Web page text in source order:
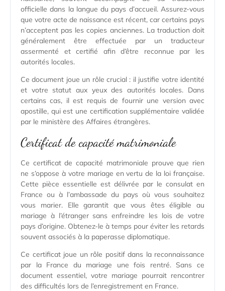
officielle dans la langue du pays d’accueil. Assurez-vous
que votre acte de naissance est récent, car certains pays
n’acceptent pas les copies anciennes. La traduction doit
généralement être effectuée par un traducteur
assermenté et certifié afin d’être reconnue par les
autorités locales.
Ce document joue un rôle crucial : il justifie votre identité
et votre statut aux yeux des autorités locales. Dans
certains cas, il est requis de fournir une version avec
apostille, qui est une certification supplémentaire validée
par le ministère des Affaires étrangères.
Certificat de capacité matrimoniale
Ce certificat de capacité matrimoniale prouve que rien
ne s’oppose à votre mariage en vertu de la loi française.
Cette pièce essentielle est délivrée par le consulat en
France ou à l’ambassade du pays où vous souhaitez
vous marier. Elle garantit que vous êtes éligible au
mariage à l’étranger sans enfreindre les lois de votre
pays d’origine. Obtenez-le à temps pour éviter les retards
souvent associés à la paperasse diplomatique.
Ce certificat joue un rôle positif dans la reconnaissance
par la France du mariage une fois rentré. Sans ce
document essentiel, votre mariage pourrait rencontrer
des difficultés lors de l’enregistrement en France.